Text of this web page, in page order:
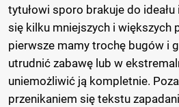
tytułowi sporo brakuje do
się kilku mniejszych i większych
pierwsze mamy trochę bugów i
utrudnić zabawę lub w
uniemożliwić ją kompletnie.
przenikaniem się tekstu